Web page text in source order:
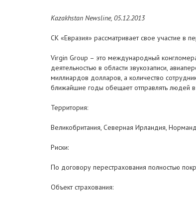
Kazakhstan Newsline, 05.12.2013
СК «Евразия» рассматривает свое участие в
Virgin Group – это международный
деятельностью в области звукозаписи,
миллиардов долларов, а количество
ближайшие годы обещает отправлять людей
Территория:
Великобритания, Северная Ирландия,
Риски:
По договору перестрахования полностью
Объект страхования: